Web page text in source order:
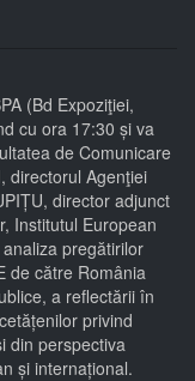
(Bd Expoziţiei,
cu ora 17:30 și va
de Comunicare
directorul Agenţiei
director adjunct
Institutul European
pregătirilor
de către România
a reflectării în
privind
din perspectiva
și internațional.